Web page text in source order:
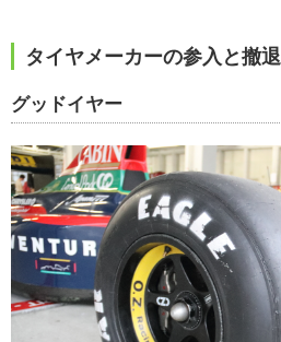
タイヤメーカーの参入と撤退
グッドイヤー